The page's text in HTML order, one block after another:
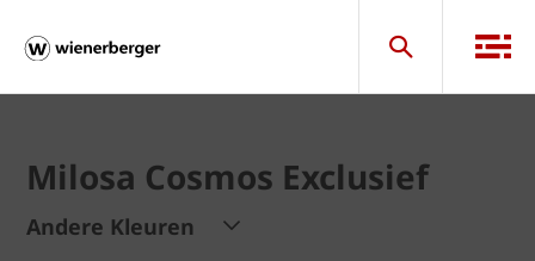
Milosa Cosmos Exclusief
Andere Kleuren